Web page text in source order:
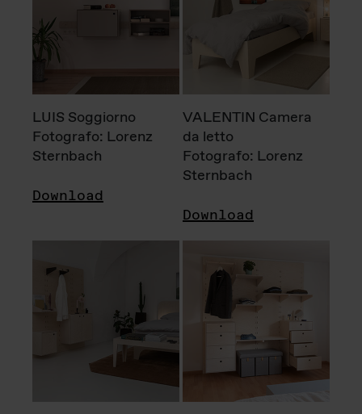
LUIS Soggiorno
Fotografo: Lorenz
Sternbach
Download
VALENTIN Camera
da letto
Fotografo: Lorenz
Sternbach
Download